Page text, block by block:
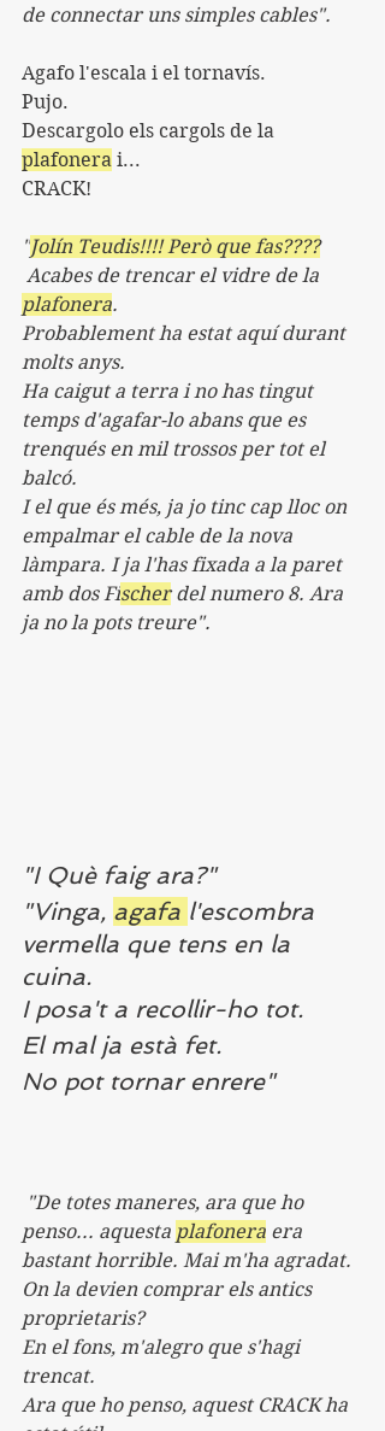
de connectar uns simples cables".
Agafo l'escala i el tornavís.
Pujo.
Descargolo els cargols de la
plafonera i...
CRACK!
"Jolín Teudis!!!! Però que fas????
Acabes de trencar el vidre de la
plafonera.
Probablement ha estat aquí durant
molts anys.
Ha caigut a terra i no has tingut
temps d'agafar-lo abans que es
trenqués en mil trossos per tot el
balcó.
I el que és més, ja jo tinc cap lloc on
empalmar el cable de la nova
làmpara. I ja l'has fixada a la paret
amb dos Fischer del numero 8. Ara
ja no la pots treure".
"I Què faig ara?"
"Vinga, agafa l'escombra
vermella que tens en la
cuina.
I posa't a recollir-ho tot.
El mal ja està fet.
No pot tornar enrere"
penso... aquesta plafonera era
bastant horrible. Mai m'ha agradat.
On la devien comprar els antics
proprietaris?
En el fons, m'alegro que s'hagi
trencat.
Ara que ho penso, aquest CRACK ha